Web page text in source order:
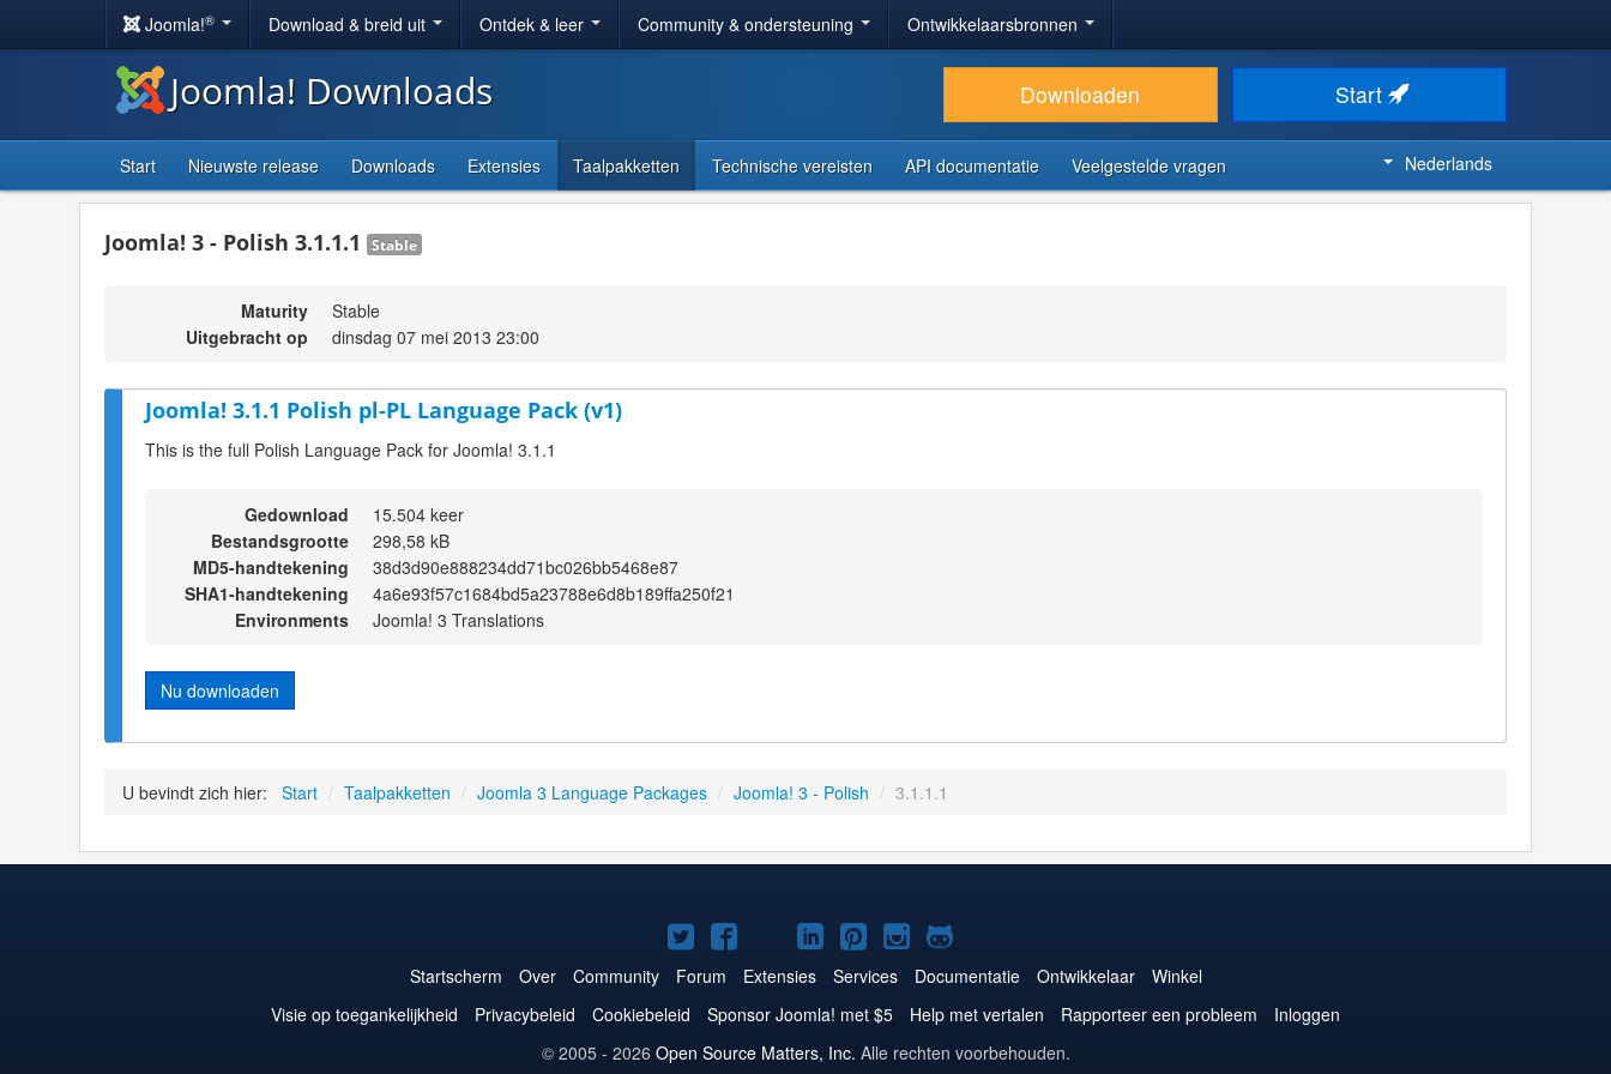
Joomla!® Download & breid uit Ontdek & leer Community & ondersteuning Ontwikkelaarsbronnen
Joomla! Downloads Downloaden Start
Start Nieuwste release Downloads Extensies Taalpakketten Technische vereisten API documentatie Veelgestelde vragen Nederlands
Joomla! 3 - Polish 3.1.1.1 Stable
Maturity
Stable
Uitgebracht op
dinsdag 07 mei 2013 23:00
Joomla! 3.1.1 Polish pl-PL Language Pack (v1)
This is the full Polish Language Pack for Joomla! 3.1.1
Gedownload
15.504 keer
Bestandsgrootte
298,58 kB
MD5-handtekening
38d3d90e888234dd71bc026bb5468e87
SHA1-handtekening
4a6e93f57c1684bd5a23788e6d8b189ffa250f21
Environments
Joomla! 3 Translations
Nu downloaden
U bevindt zich hier: Start / Taalpakketten / Joomla 3 Language Packages / Joomla! 3 - Polish / 3.1.1.1
Joomla!
op
Twitter
Joomla!
op
Facebook
Joomla!
op
YouTube
Joomla!
op
LinkedIn
Joomla!
op
Pinterest
Joomla!
op
Instagram
Joomla!
op
GitHub
Startscherm Over Community Forum Extensies Services Documentatie Ontwikkelaar
Winkel
Visie op toegankelijkheid
Privacybeleid Cookiebeleid Sponsor Joomla! met $5 Help met vertalen Rapporteer een probleem
Inloggen
© 2005 - 2026 Open Source Matters, Inc. Alle rechten voorbehouden.